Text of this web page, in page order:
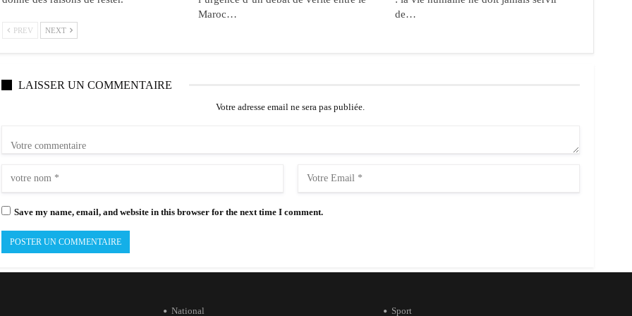
Maroc…
de…
PREV NEXT
LAISSER UN COMMENTAIRE
Votre adresse email ne sera pas publiée.
Save my name, email, and website in this browser for the next time I comment.
National Sport